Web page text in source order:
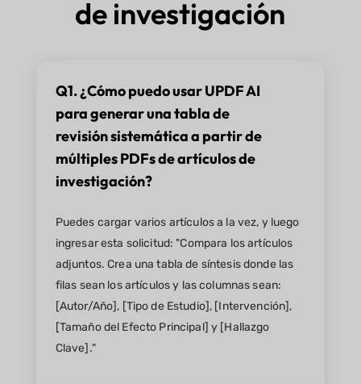
de investigación
Q1. ¿Cómo puedo usar UPDF AI
para generar una tabla de
revisión sistemática a partir de
múltiples PDFs de artículos de
investigación?
Puedes cargar varios artículos a la vez, y luego
ingresar esta solicitud: "Compara los artículos
adjuntos. Crea una tabla de síntesis donde las
filas sean los artículos y las columnas sean:
[Autor/Año], [Tipo de Estudio], [Intervención],
[Tamaño del Efecto Principal] y [Hallazgo
Clave]."